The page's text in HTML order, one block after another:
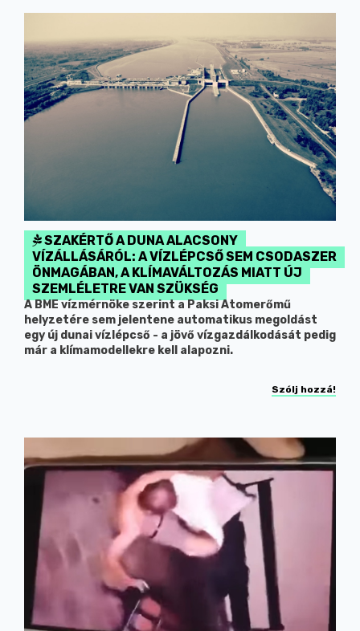
SZAKÉRTŐ A DUNA ALACSONY
VÍZÁLLÁSÁRÓL: A VÍZLÉPCSŐ SEM CSODASZER
ÖNMAGÁBAN, A KLÍMAVÁLTOZÁS MIATT ÚJ
SZEMLÉLETRE VAN SZÜKSÉG
A BME vízmérnöke szerint a Paksi Atomerőmű
helyzetére sem jelentene automatikus megoldást
egy új dunai vízlépcső - a jövő vízgazdálkodását pedig
már a klímamodellekre kell alapozni.
Szólj hozzá!